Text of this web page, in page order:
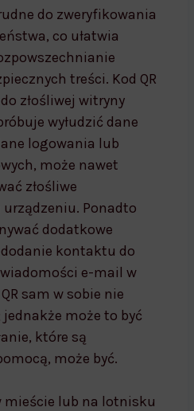
do zweryfikowania
co ułatwia
treści. Kod QR
złośliwej witryny
wyłudzić dane
logowania lub
może nawet
złośliwe
Ponadto
dodatkowe
kontaktu do
e-mail w
sam w sobie nie
może to być
które są
może być.
mieście lub na lotnisku